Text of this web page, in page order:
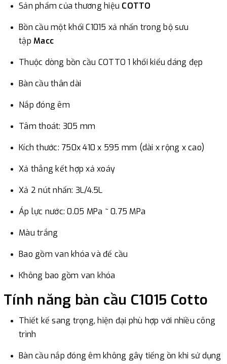
3. Chuyển khoản qua ngân hàng
- Nếu địa điểm giao hàng khác với địa điểm thanh toán
Chúng tôi sẽ thu tiền trước 100% giá trị hàng + phí vận
chuyển theo cước phí tính trong chính sách vận chuyển
- Sau khi có thông tin xác thực đã chuyển tiền của quý
khách, chúng tôi sẽ thực hiện đơn hàng theo yêu cầu.
Sản phẩm của thương hiệu COTTO
Bồn cầu một khối C1015 xả nhấn trong bộ sưu
tập Macc
Thuộc dòng bồn cầu COTTO 1 khối kiểu dáng đẹp
Bàn cầu thân dài
Nắp đóng êm
Tâm thoát: 305 mm
Kích thước: 750x 410 x 595 mm (dài x rộng x cao)
Xả thẳng kết hợp xả xoáy
Xả 2 nút nhấn: 3L/4.5L
Áp lực nước: 0.05 MPa ~ 0.75 MPa
Màu trắng
Bao gồm van khóa và đế cầu
Không bao gồm van khóa
Tính năng bàn cầu C1015 Cotto
Thiết kế sang trọng, hiện đại phù hợp với nhiều công
trình
Bàn cầu nắp đóng êm không gây tiếng ồn khi sử dụng